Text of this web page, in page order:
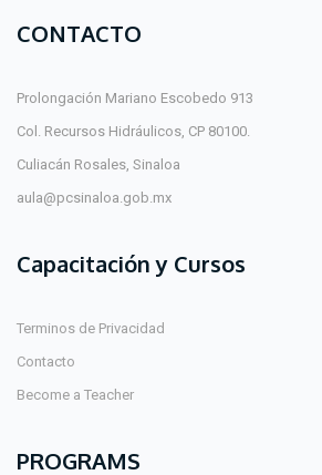
CONTACTO
Prolongación Mariano Escobedo 913
Col. Recursos Hidráulicos, CP 80100.
Culiacán Rosales, Sinaloa
aula@pcsinaloa.gob.mx
Capacitación y Cursos
Terminos de Privacidad
Contacto
Become a Teacher
PROGRAMS